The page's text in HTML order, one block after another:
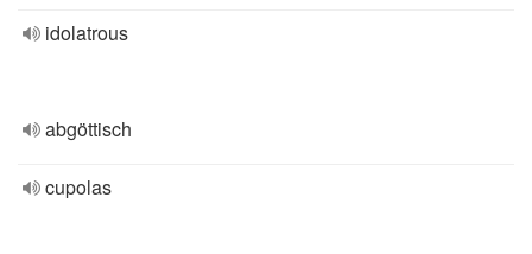
idolatrous
abgöttisch
cupolas